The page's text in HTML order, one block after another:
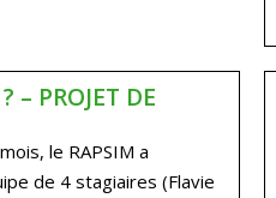
– PROJET DE
le RAPSIM a
de 4 stagiaires (Flavie